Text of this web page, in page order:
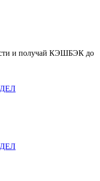
и получай КЭШБЭК до